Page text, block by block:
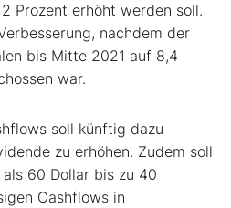
Prozent erhöht werden soll.
nachdem der
bis Mitte 2021 auf 8,4
war.
soll künftig dazu
zu erhöhen. Zudem soll
60 Dollar bis zu 40
Cashflows in